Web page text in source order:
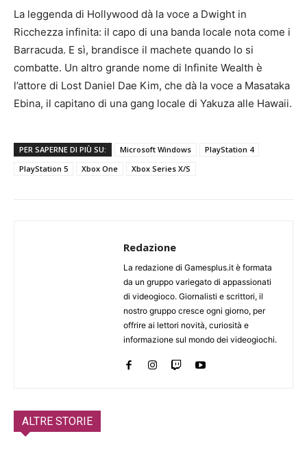
La leggenda di Hollywood dà la voce a Dwight in
Ricchezza infinita: il capo di una banda locale nota come i
Barracuda. E sì, brandisce il machete quando lo si
combatte. Un altro grande nome di Infinite Wealth è
l’attore di Lost Daniel Dae Kim, che dà la voce a Masataka
Ebina, il capitano di una gang locale di Yakuza alle Hawaii.
PER SAPERNE DI PIÙ SU: Microsoft Windows
PlayStation 4
PlayStation 5
Xbox One Xbox Series X/S
Redazione
La redazione di Gamesplus.it è formata
da un gruppo variegato di appassionati
di videogioco. Giornalisti e scrittori, il
nostro gruppo cresce ogni giorno, per
offrire ai lettori novità, curiosità e
informazione sul mondo dei videogiochi.
ALTRE STORIE